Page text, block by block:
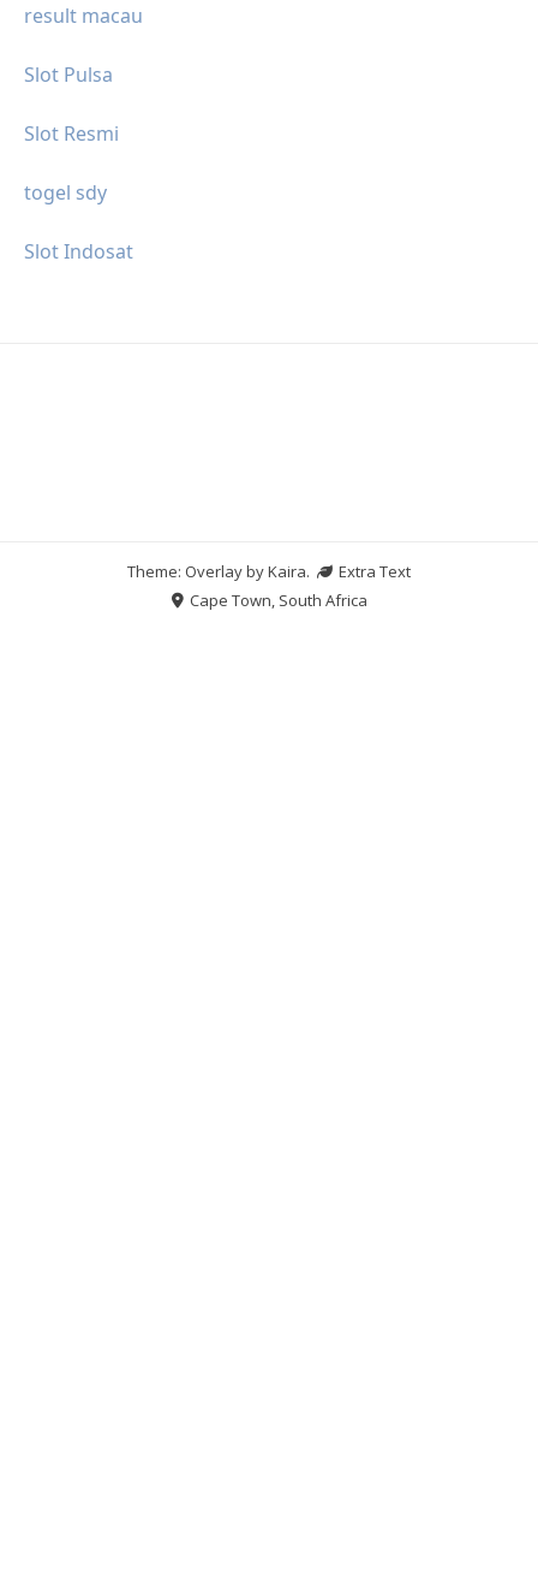
result macau
Slot Pulsa
Slot Resmi
togel sdy
Slot Indosat
Theme: Overlay byKaira.
Extra Text
Cape Town, South Africa